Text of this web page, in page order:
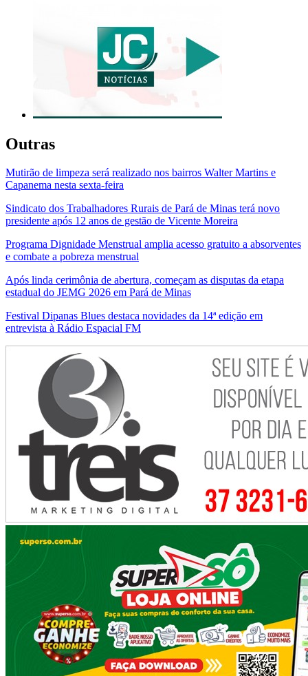
Outras
Mutirão de limpeza será realizado nos bairros Walter Martins e
Capanema nesta sexta-feira
Sindicato dos Trabalhadores Rurais de Pará de Minas terá novo
presidente após 12 anos de gestão de Vicente Moreira
Programa Dignidade Menstrual amplia acesso gratuito a absorventes
e combate a pobreza menstrual
Após linda cerimônia de abertura, começam as disputas da etapa
estadual do JEMG 2026 em Pará de Minas
Festival Dipanas Blues destaca novidades da 14ª edição em
entrevista à Rádio Espacial FM